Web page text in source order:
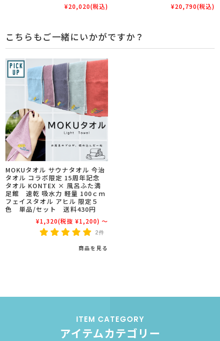
¥20,020(税込) ¥20,790(税込)
こちらもご一緒にいかがですか？
MOKUタオル サウナタオル 今治
タオル コラボ限定 15周年記念
タオル KONTEX × 風呂ふた満
足館 速乾 吸水力 軽量 100ｃｍ
フェイスタオル アヒル 限定５
色 単品/セット 送料430円
¥1,320(税抜 ¥1,200) ～
2件
商品を見る
ITEM CATEGORY
アイテムカテゴリー